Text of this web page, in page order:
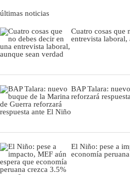
últimas noticias
Cuatro cosas que
entrevista laboral,
BAP Talara:
reforzará
El Niño: pese a
economía